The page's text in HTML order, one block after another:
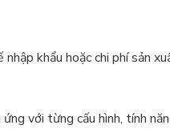
khẩu hoặc chi phí sản
với từng cấu hình, tính